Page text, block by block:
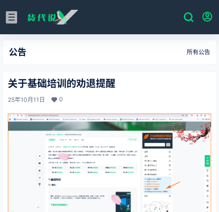
公告 所有公告
关于基础培训的劝退提醒
25年10月11日 0